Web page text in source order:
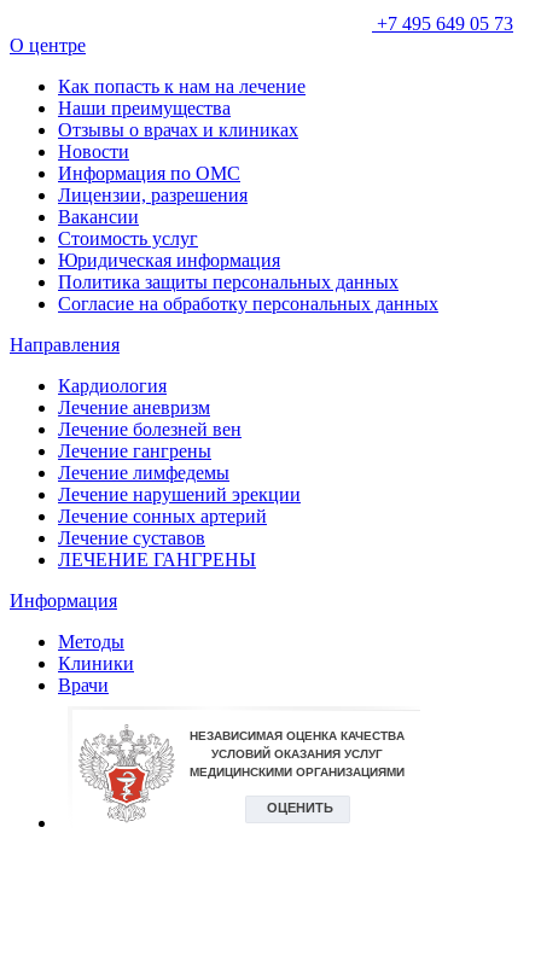
+7 495 649 05 73
О центре
Как попасть к нам на лечение
Наши преимущества
Отзывы о врачах и клиниках
Новости
Информация по ОМС
Лицензии, разрешения
Вакансии
Стоимость услуг
Юридическая информация
Политика защиты персональных данных
Согласие на обработку персональных данных
Направления
Кардиология
Лечение аневризм
Лечение болезней вен
Лечение гангрены
Лечение лимфедемы
Лечение нарушений эрекции
Лечение сонных артерий
Лечение суставов
ЛЕЧЕНИЕ ГАНГРЕНЫ
Информация
Методы
Клиники
Врачи